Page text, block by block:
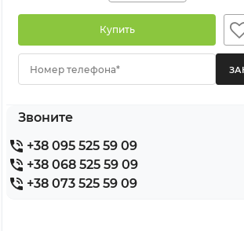
Купить
Номер телефона*
Звоните
+38 095 525 59 09
+38 068 525 59 09
+38 073 525 59 09